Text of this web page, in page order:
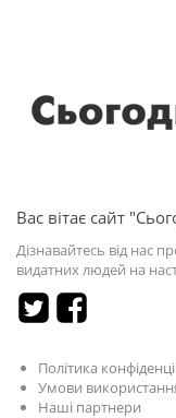
Вас вітає сайт
Дізнавайтесь від нас
видатних людей на
Політика
Умови
Наші партнери